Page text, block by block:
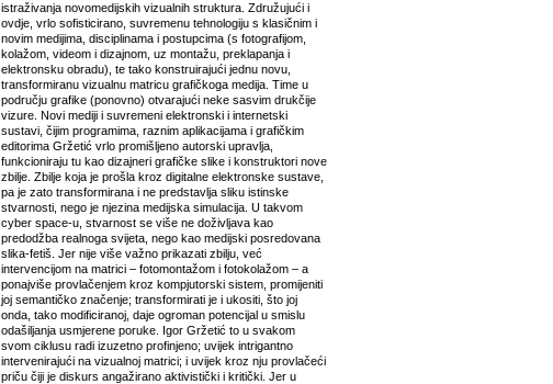
istraživanja novomedijskih vizualnih struktura. Združujući i
ovdje, vrlo sofisticirano, suvremenu tehnologiju s klasičnim i
novim medijima, disciplinama i postupcima (s fotografijom,
kolažom, videom i dizajnom, uz montažu, preklapanja i
elektronsku obradu), te tako konstruirajući jednu novu,
transformiranu vizualnu matricu grafičkoga medija. Time u
području grafike (ponovno) otvarajući neke sasvim drukčije
vizure. Novi mediji i suvremeni elektronski i internetski
sustavi, čijim programima, raznim aplikacijama i grafičkim
editorima Gržetić vrlo promišljeno autorski upravlja,
funkcioniraju tu kao dizajneri grafičke slike i konstruktori nove
zbilje. Zbilje koja je prošla kroz digitalne elektronske sustave,
pa je zato transformirana i ne predstavlja sliku istinske
stvarnosti, nego je njezina medijska simulacija. U takvom
cyber space-u, stvarnost se više ne doživljava kao
predodžba realnoga svijeta, nego kao medijski posredovana
slika-fetiš. Jer nije više važno prikazati zbilju, već
intervencijom na matrici – fotomontažom i fotokolažom – a
ponajviše provlačenjem kroz kompjutorski sistem, promijeniti
joj semantičko značenje; transformirati je i ukositi, što joj
onda, tako modificiranoj, daje ogroman potencijal u smislu
odašiljanja usmjerene poruke. Igor Gržetić to u svakom
svom ciklusu radi izuzetno profinjeno; uvijek intrigantno
intervenirajući na vizualnoj matrici; i uvijek kroz nju provlačeći
priču čiji je diskurs angažirano aktivistički i kritički. Jer u